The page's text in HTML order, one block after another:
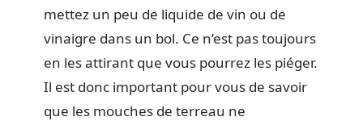
mettez un peu de liquide de vin ou de
vinaigre dans un bol. Ce n’est pas toujours
en les attirant que vous pourrez les piéger.
Il est donc important pour vous de savoir
que les mouches de terreau ne